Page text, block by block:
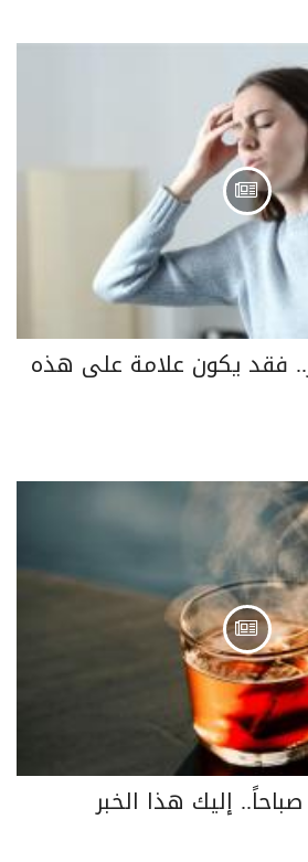
فقد يكون علامة على هذه
إليك هذا الخبر